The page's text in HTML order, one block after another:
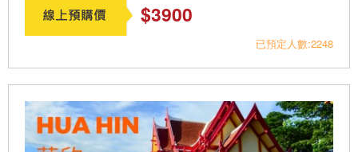
$3900
已預定人數:2248